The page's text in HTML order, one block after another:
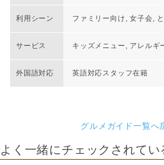
利用シーン ファミリー向け, 女子会,
サービス キッズメニュー, アレルギ
外国語対応 英語対応スタッフ在籍
グルメガイド一覧へ
よく一緒にチェックされてい